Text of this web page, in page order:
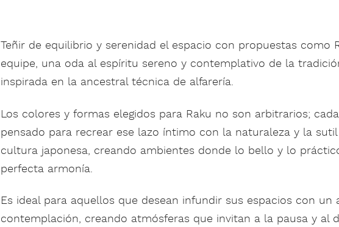
Teñir de equilibrio y serenidad el espacio con propuestas como
equipe, una oda al espíritu sereno y contemplativo de la
inspirada en la ancestral técnica de alfarería.
Los colores y formas elegidos para Raku no son arbitrarios;
pensado para recrear ese lazo íntimo con la naturaleza y la
cultura japonesa, creando ambientes donde lo bello y lo
perfecta armonía.
Es ideal para aquellos que desean infundir sus espacios con un
contemplación, creando atmósferas que invitan a la pausa y al